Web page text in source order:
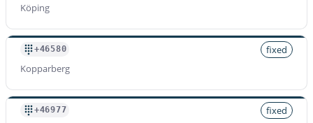
Köping
+46580
fixed
Kopparberg
+46977
fixed